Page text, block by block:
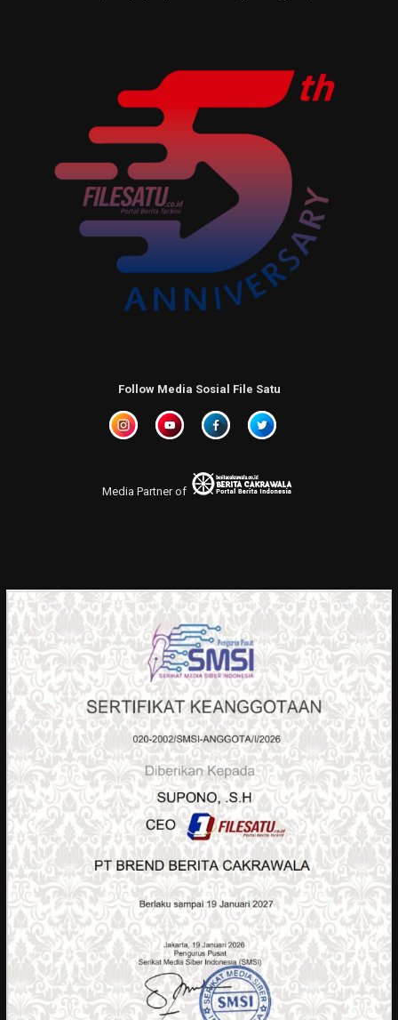
Follow Media Sosial File Satu
Media Partner of